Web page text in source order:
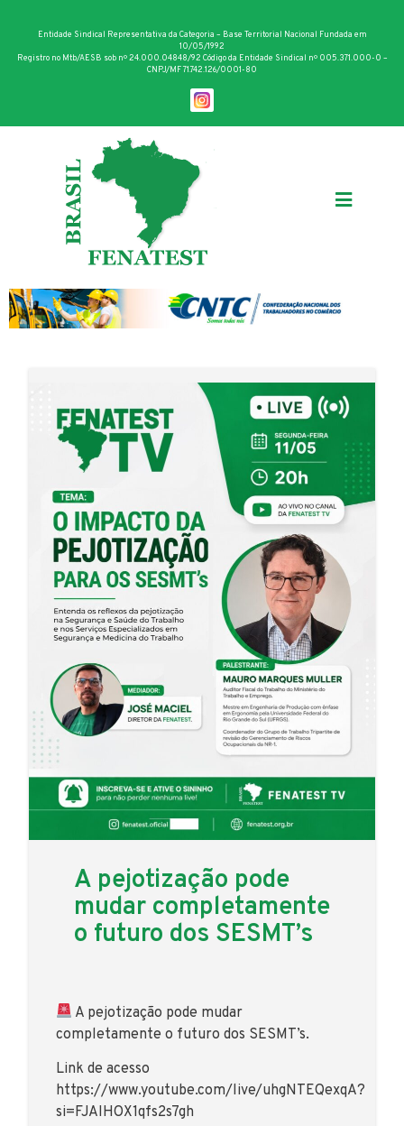
Entidade Sindical Representativa da Categoria – Base Territorial Nacional Fundada em
10/05/1992
Registro no Mtb/AESB sob nº 24.000.04848/92 Código da Entidade Sindical nº 005.371.000-0 –
CNPJ/MF 71.742.126/0001-80
A pejotização pode
mudar completamente
o futuro dos SESMT’s
A pejotização pode mudar
completamente o futuro dos SESMT’s.
Link de acesso
https://www.youtube.com/live/uhgNTEQexqA?
si=FJAIHOX1qfs2s7gh